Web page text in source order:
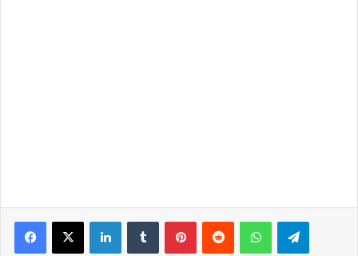
LinkedInTumblrPinterestReddit WhatsApp